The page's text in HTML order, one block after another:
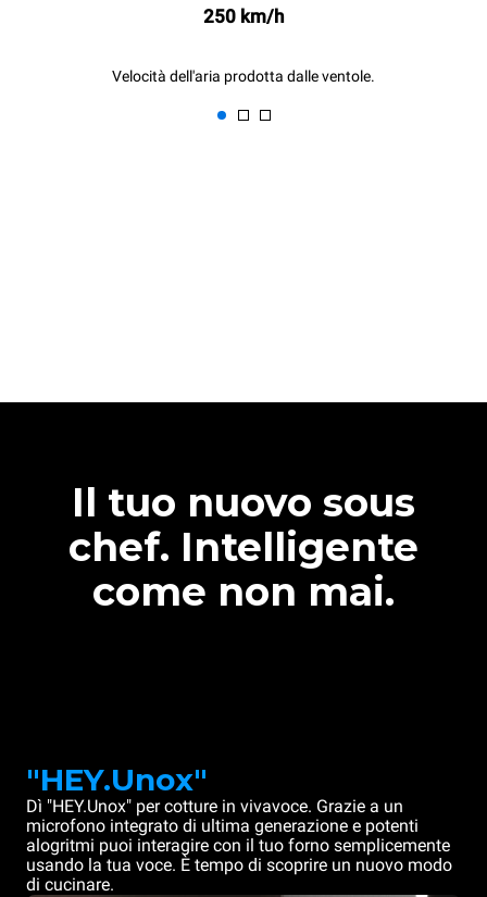
250 km/h
Velocità dell'aria prodotta dalle ventole.
Il tuo nuovo sous
chef. Intelligente
come non mai.
"HEY.Unox"
Dì "HEY.Unox" per cotture in vivavoce. Grazie a un
microfono integrato di ultima generazione e potenti
alogritmi puoi interagire con il tuo forno semplicemente
usando la tua voce. È tempo di scoprire un nuovo modo
di cucinare.